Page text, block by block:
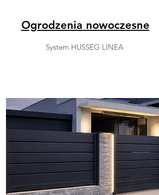
Ogrodzenia nowoczesne
System HUSSEG LINEA